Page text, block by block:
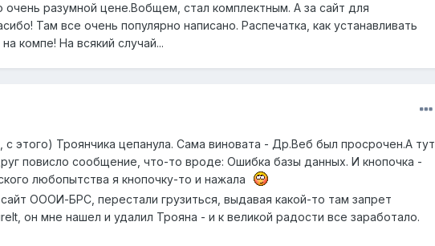
очень разумной цене.Вобщем, стал комплектным. А за сайт для
Там все очень популярно написано. Распечатка, как устанавливать
компе! На всякий случай...
этого) Троянчика цепанула. Сама виновата - Др.Веб был просрочен.А тут
повисло сообщение, что-то вроде: Ошибка базы данных. И кнопочка -
любопытства я кнопочку-то и нажала
ОООИ-БРС, перестали грузиться, выдавая какой-то там запрет
он мне нашел и удалил Трояна - и к великой радости все заработало.